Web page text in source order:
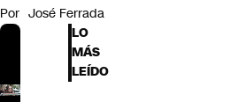
Por José Ferrada
LO
MÁS
LEÍDO